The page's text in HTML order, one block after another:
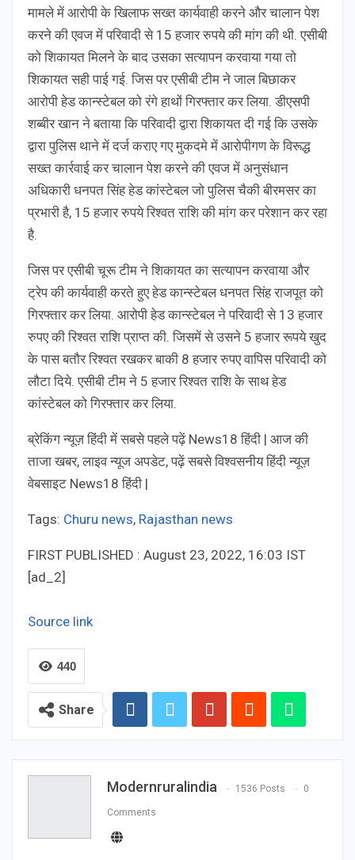
मामले में आरोपी के खिलाफ सख्त कार्यवाही करने और चालान पेश
करने की एवज में परिवादी से 15 हजार रुपये की मांग की थी. एसीबी
को शिकायत मिलने के बाद उसका सत्यापन करवाया गया तो
शिकायत सही पाई गई. जिस पर एसीबी टीम ने जाल बिछाकर
आरोपी हेड कान्स्टेबल को रंगे हाथों गिरफ्तार कर लिया. डीएसपी
शब्बीर खान ने बताया कि परिवादी द्वारा शिकायत दी गई कि उसके
द्वारा पुलिस थाने में दर्ज कराए गए मुकदमे में आरोपीगण के विरूद्ध
सख्त कार्रवाई कर चालान पेश करने की एवज में अनुसंधान
अधिकारी धनपत सिंह हेड कांस्टेबल जो पुलिस चैकी बीरमसर का
प्रभारी है, 15 हजार रुपये रिश्वत राशि की मांग कर परेशान कर रहा
है.
जिस पर एसीबी चूरू टीम ने शिकायत का सत्यापन करवाया और
ट्रेप की कार्यवाही करते हुए हेड कान्स्टेबल धनपत सिंह राजपूत को
गिरफ्तार कर लिया. आरोपी हेड कान्स्टेबल ने परिवादी से 13 हजार
रुपए की रिश्वत राशि प्राप्त की. जिसमें से उसने 5 हजार रूपये खुद
के पास बतौर रिश्वत रखकर बाकी 8 हजार रुपए वापिस परिवादी को
लौटा दिये. एसीबी टीम ने 5 हजार रिश्वत राशि के साथ हेड
कांस्टेबल को गिरफ्तार कर लिया.
ब्रेकिंग न्यूज़ हिंदी में सबसे पहले पढ़ें News18 हिंदी | आज की
ताजा खबर, लाइव न्यूज अपडेट, पढ़ें सबसे विश्वसनीय हिंदी न्यूज़
वेबसाइट News18 हिंदी |
Tags: Churu news, Rajasthan news
FIRST PUBLISHED : August 23, 2022, 16:03 IST
[ad_2]
Source link
440
Share
Modernruralindia 1536 Posts 0
Comments